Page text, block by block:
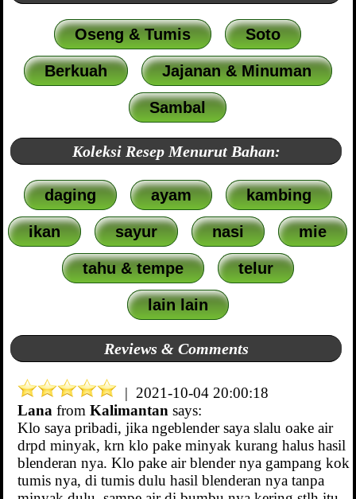
Oseng & Tumis Soto
Berkuah Jajanan & Minuman
Sambal
Koleksi Resep Menurut Bahan:
daging ayam kambing
ikan sayur nasi mie
tahu & tempe telur
lain lain
Reviews & Comments
| 2021-10-04 20:00:18
Lana from Kalimantan says:
Klo saya pribadi, jika ngeblender saya slalu oake air
drpd minyak, krn klo pake minyak kurang halus hasil
blenderan nya. Klo pake air blender nya gampang kok
tumis nya, di tumis dulu hasil blenderan nya tanpa